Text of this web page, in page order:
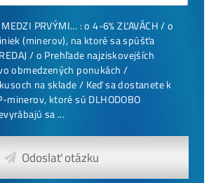
8x Prečo do Ťažby
Neinvestovať ANI
CENT + 8x Prečo sa
to Naozaj Oplatí
ešte neťažíš, no
emailu